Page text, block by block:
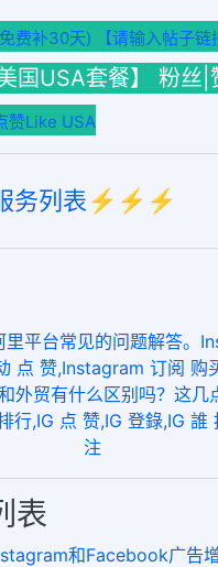
费补30天) 【请输入帖子链
国USA套餐】 粉丝|
赞Like USA
务列表⚡️⚡️⚡️
里平台常见的问题解答。
点 赞,Instagram 订阅 购
外贸有什么区别吗？这几
行,IG 点 赞,IG 登錄,IG 誰
注
表
和Facebook广告